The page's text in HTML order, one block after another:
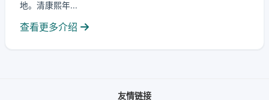
地。清康熙年...
查看更多介绍
友情链接